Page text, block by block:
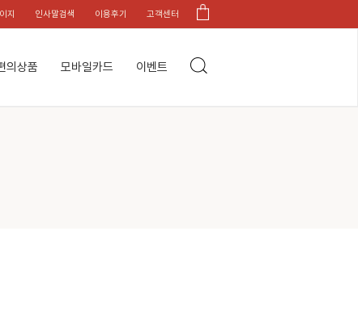
지 인사말검색 이용후기 고객센터
의상품 모바일카드 이벤트